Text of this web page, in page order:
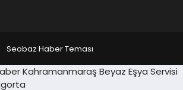
Seobaz Haber Teması
Kahramanmaraş Beyaz Eşya Servisi